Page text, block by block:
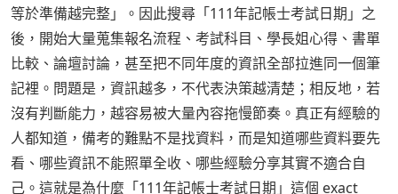
等於準備越完整」。因此搜尋「111年記帳士考試日期」之
後，開始大量蒐集報名流程、考試科目、學長姐心得、書單
比較、論壇討論，甚至把不同年度的資訊全部拉進同一個筆
記裡。問題是，資訊越多，不代表決策越清楚；相反地，若
沒有判斷能力，越容易被大量內容拖慢節奏。真正有經驗的
人都知道，備考的難點不是找資料，而是知道哪些資料要先
看、哪些資訊不能照單全收、哪些經驗分享其實不適合自
己。這就是為什麼「111年記帳士考試日期」這個 exact